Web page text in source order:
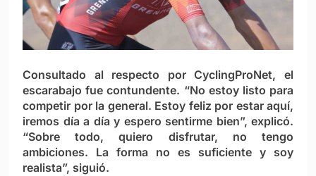
Consultado al respecto por CyclingProNet, el
escarabajo fue contundente. “No estoy listo para
competir por la general. Estoy feliz por estar aquí,
iremos día a día y espero sentirme bien”, explicó.
“Sobre todo, quiero disfrutar, no tengo
ambiciones. La forma no es suficiente y soy
realista”, siguió.